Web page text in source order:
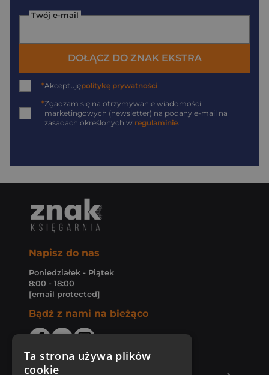
Twój e-mail
DOŁĄCZ DO ZNAK EKSTRA
*Akceptujępolitykę prywatności
*Zgadzam się na otrzymywanie wiadomości
marketingowych (newsletter) na podany e-mail na
zasadach określonych w regulaminie.
Napisz do nas
Poniedziałek - Piątek
8:00 - 18:00
[email protected]
Bądź z nami na bieżąco
Ta strona używa plików
cookie